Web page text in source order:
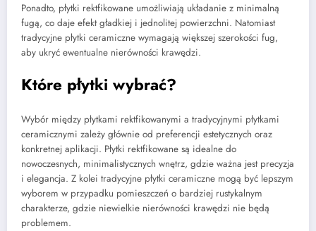
Ponadto, płytki rektfikowane umożliwiają układanie z minimalną
fugą, co daje efekt gładkiej i jednolitej powierzchni. Natomiast
tradycyjne płytki ceramiczne wymagają większej szerokości fug,
aby ukryć ewentualne nierówności krawędzi.
Które płytki wybrać?
Wybór między płytkami rektfikowanymi a tradycyjnymi płytkami
ceramicznymi zależy głównie od preferencji estetycznych oraz
konkretnej aplikacji. Płytki rektfikowane są idealne do
nowoczesnych, minimalistycznych wnętrz, gdzie ważna jest precyzja
i elegancja. Z kolei tradycyjne płytki ceramiczne mogą być lepszym
wyborem w przypadku pomieszczeń o bardziej rustykalnym
charakterze, gdzie niewielkie nierówności krawędzi nie będą
problemem.